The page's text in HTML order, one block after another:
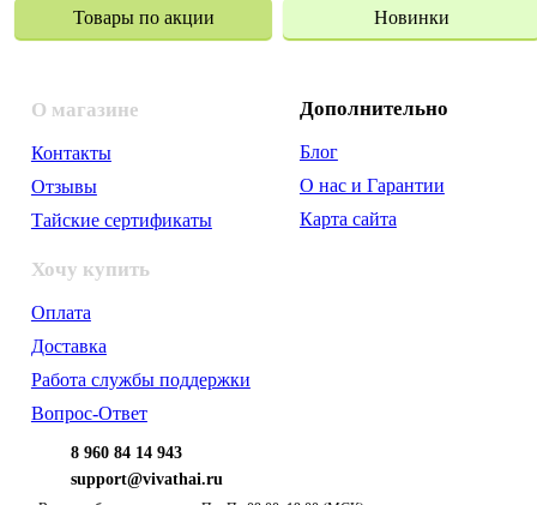
Товары по акции Новинки
О магазине
Контакты
Отзывы
Тайские сертификаты
Хочу купить
Оплата
Доставка
Работа службы поддержки
Вопрос-Ответ
Дополнительно
Блог
О нас и Гарантии
Карта сайта
8 960 84 14 943
support@vivathai.ru